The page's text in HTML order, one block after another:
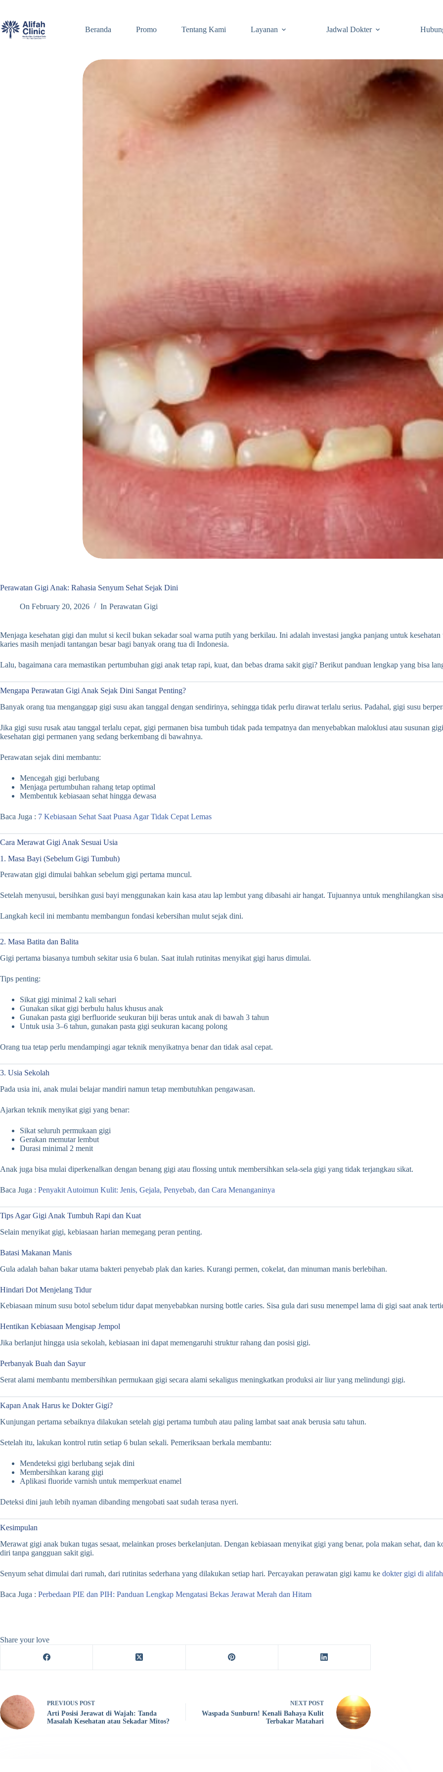
content
Beranda
Promo Tentang Kami Layanan Jadwal Dokter
Perawatan Gigi Anak: Rahasia Senyum Sehat Sejak Dini
On February 20, 2026 In Perawatan Gigi
Menjaga kesehatan gigi dan mulut si kecil bukan sekadar soal warna putih yang berkilau. Ini adalah investasi jangka panjang untuk
karies masih menjadi tantangan besar bagi banyak orang tua di Indonesia.
Lalu, bagaimana cara memastikan pertumbuhan gigi anak tetap rapi, kuat, dan bebas drama sakit gigi? Berikut panduan lengkap yang bisa
Mengapa Perawatan Gigi Anak Sejak Dini Sangat Penting?
Banyak orang tua menganggap gigi susu akan tanggal dengan sendirinya, sehingga tidak perlu dirawat terlalu serius. Padahal, gigi susu
Jika gigi susu rusak atau tanggal terlalu cepat, gigi permanen bisa tumbuh tidak pada tempatnya dan menyebabkan maloklusi atau susunan
kesehatan gigi permanen yang sedang berkembang di bawahnya.
Perawatan sejak dini membantu:
Mencegah gigi berlubang
Menjaga pertumbuhan rahang tetap optimal
Membentuk kebiasaan sehat hingga dewasa
Baca Juga : 7 Kebiasaan Sehat Saat Puasa Agar Tidak Cepat Lemas
Cara Merawat Gigi Anak Sesuai Usia
1. Masa Bayi (Sebelum Gigi Tumbuh)
Perawatan gigi dimulai bahkan sebelum gigi pertama muncul.
Setelah menyusui, bersihkan gusi bayi menggunakan kain kasa atau lap lembut yang dibasahi air hangat. Tujuannya untuk menghilangkan
Langkah kecil ini membantu membangun fondasi kebersihan mulut sejak dini.
2. Masa Batita dan Balita
Gigi pertama biasanya tumbuh sekitar usia 6 bulan. Saat itulah rutinitas menyikat gigi harus dimulai.
Tips penting:
Sikat gigi minimal 2 kali sehari
Gunakan sikat gigi berbulu halus khusus anak
Gunakan pasta gigi berfluoride seukuran biji beras untuk anak di bawah 3 tahun
Untuk usia 3–6 tahun, gunakan pasta gigi seukuran kacang polong
Orang tua tetap perlu mendampingi agar teknik menyikatnya benar dan tidak asal cepat.
3. Usia Sekolah
Pada usia ini, anak mulai belajar mandiri namun tetap membutuhkan pengawasan.
Ajarkan teknik menyikat gigi yang benar:
Sikat seluruh permukaan gigi
Gerakan memutar lembut
Durasi minimal 2 menit
Anak juga bisa mulai diperkenalkan dengan benang gigi atau flossing untuk membersihkan sela-sela gigi yang tidak terjangkau sikat.
Baca Juga : Penyakit Autoimun Kulit: Jenis, Gejala, Penyebab, dan Cara Menanganinya
Tips Agar Gigi Anak Tumbuh Rapi dan Kuat
Selain menyikat gigi, kebiasaan harian memegang peran penting.
Batasi Makanan Manis
Gula adalah bahan bakar utama bakteri penyebab plak dan karies. Kurangi permen, cokelat, dan minuman manis berlebihan.
Hindari Dot Menjelang Tidur
Kebiasaan minum susu botol sebelum tidur dapat menyebabkan nursing bottle caries. Sisa gula dari susu menempel lama di gigi saat anak
Hentikan Kebiasaan Mengisap Jempol
Jika berlanjut hingga usia sekolah, kebiasaan ini dapat memengaruhi struktur rahang dan posisi gigi.
Perbanyak Buah dan Sayur
Serat alami membantu membersihkan permukaan gigi secara alami sekaligus meningkatkan produksi air liur yang melindungi gigi.
Kapan Anak Harus ke Dokter Gigi?
Kunjungan pertama sebaiknya dilakukan setelah gigi pertama tumbuh atau paling lambat saat anak berusia satu tahun.
Setelah itu, lakukan kontrol rutin setiap 6 bulan sekali. Pemeriksaan berkala membantu:
Mendeteksi gigi berlubang sejak dini
Membersihkan karang gigi
Aplikasi fluoride varnish untuk memperkuat enamel
Deteksi dini jauh lebih nyaman dibanding mengobati saat sudah terasa nyeri.
Kesimpulan
Merawat gigi anak bukan tugas sesaat, melainkan proses berkelanjutan. Dengan kebiasaan menyikat gigi yang benar, pola makan sehat,
diri tanpa gangguan sakit gigi.
Senyum sehat dimulai dari rumah, dari rutinitas sederhana yang dilakukan setiap hari. Percayakan perawatan gigi kamu ke dokter gigi di
Baca Juga : Perbedaan PIE dan PIH: Panduan Lengkap Mengatasi Bekas Jerawat Merah dan Hitam
Share your love
PREVIOUS POST
Arti Posisi Jerawat di Wajah: Tanda
Masalah Kesehatan atau Sekadar Mitos?
NEXT POST
Waspada Sunburn! Kenali Bahaya Kulit
Terbakar Matahari